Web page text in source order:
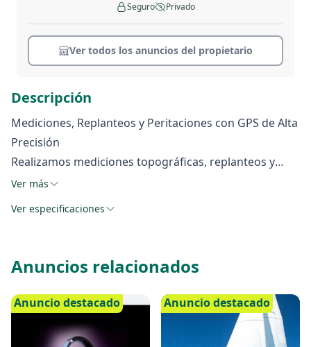
Descripción
Mediciones, Replanteos y Peritaciones con GPS de Alta
Precisión
Realizamos mediciones topográficas, replanteos y
peritaciones utilizando tecnología GPS de alta
agrícolas, forestales y de construcción. Optimiza tus
adaptado a tus necesidades. Confía en nuestra
eficientes. ¡Contáctanos para más información!
Ver más
Ver especificaciones
Seguro Privado
Ver todos los anuncios del propietario
Anuncios relacionados
Anuncio destacado Anuncio destacado